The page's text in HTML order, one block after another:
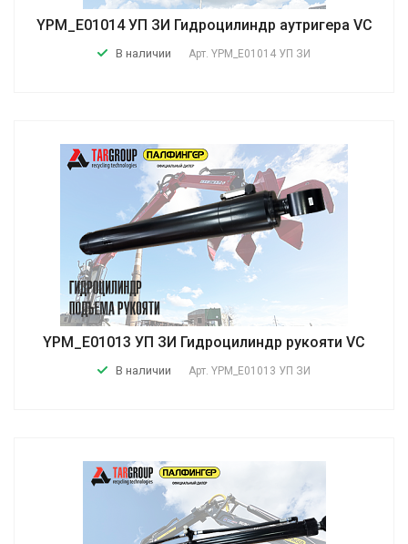
YPM_E01014 УП ЗИ Гидроцилиндр аутригера VC
В наличии Арт. YPM_E01014 УП ЗИ
YPM_E01013 УП ЗИ Гидроцилиндр рукояти VC
В наличии Арт. YPM_E01013 УП ЗИ